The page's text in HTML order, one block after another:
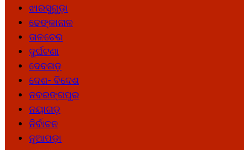
ଝାରସୁଗୁଡ଼ା
ଢେଙ୍କାନାଳ
ତାଳଚେର
ଦୁର୍ଘଟଣା
ଦେବଗଡ଼
ଦେଶ- ବିଦେଶ
ନବରଙ୍ଗପୁର
ନୟାଗଡ଼
ନିର୍ବାଚନ
ନୂଆପଡ଼ା